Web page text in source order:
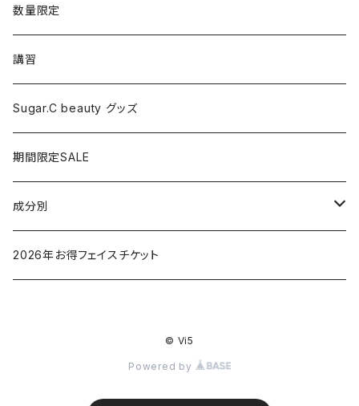
シャワーヘッド
マッサージ
ドライヤー
脱毛器
クレイツ
グッズ
数量限定
講習
Sugar.C beauty グッズ
期間限定SALE
成分別
ヒアルロン酸
2026年お得フェイスチケット
© Vi5
Powered by